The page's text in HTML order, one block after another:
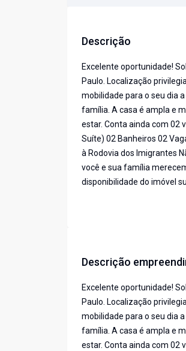
Descrição
Excelente oportunidade!
Paulo. Localização
mobilidade para o seu dia
família. A casa é ampla e
estar. Conta ainda com 02
Suíte) 02 Banheiros 02
à Rodovia dos Imigrantes
você e sua família
disponibilidade do imóvel
Descrição
Excelente oportunidade!
Paulo. Localização
mobilidade para o seu dia
família. A casa é ampla e
estar. Conta ainda com 02